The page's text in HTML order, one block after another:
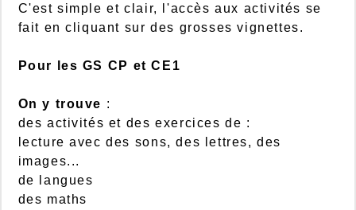
C'est simple et clair, l'accès aux activités se
fait en cliquant sur des grosses vignettes.
Pour les GS CP et CE1
On y trouve :
des activités et des exercices de :
lecture avec des sons, des lettres, des
images...
de langues
des maths